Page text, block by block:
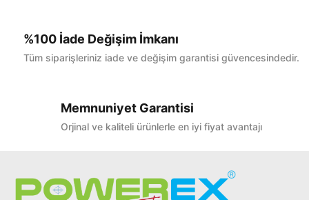
%100 İade Değişim İmkanı
Tüm siparişleriniz iade ve değişim garantisi güvencesindedir.
Memnuniyet Garantisi
Orjinal ve kaliteli ürünlerle en iyi fiyat avantajı